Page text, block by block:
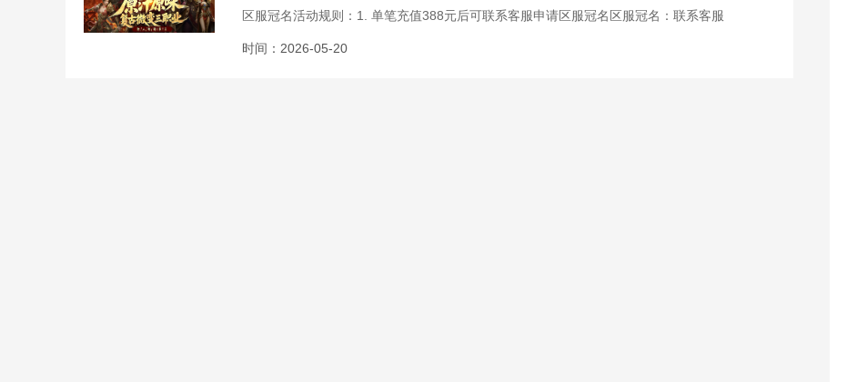
区服冠名活动规则：1. 单笔充值388元后可联系客服申请区服冠名区服冠名：联系客服
申请2. 区服冠名不得带有违法词、敏感词、辱骂词等，冠名后的区服显示为：
时间：2026-05-20